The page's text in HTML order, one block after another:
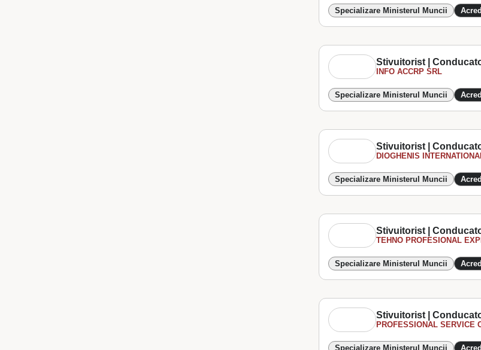
Specializare Ministerul Muncii
Stivuitorist |
INFO ACCRP SRL
Specializare Ministerul Muncii
Stivuitorist |
DIOGHENIS
Specializare Ministerul Muncii
Stivuitorist |
TEHNO PROFESIONAL
Specializare Ministerul Muncii
Stivuitorist |
PROFESSIONAL SERVICE
Specializare Ministerul Muncii